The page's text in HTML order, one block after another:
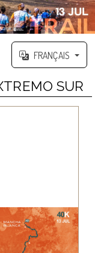
FRANÇAIS
SUR